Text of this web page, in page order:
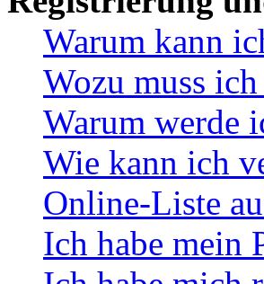
Warum kann
Wozu muss
Warum werde
Wie kann ich
Online-Liste
Ich habe mein